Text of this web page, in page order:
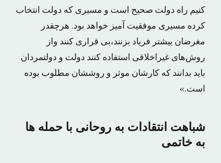
کنیم راه دولت صحیح است و مسیری که دولت انتخاب
کرده مسیری موفقیت آمیز خواهد بود. هرچقدر
مغرضان بیشتر فریاد بزنند،بی قراری کنند واز
روش‌های غیراخلاقی استفاده کنند دولت و دولتمردان
باید بدانند که کارشان موثر و روششان مطلوب بوده
است.»
شباهت انتقادات به روحانی با حمله ها
به خاتمی